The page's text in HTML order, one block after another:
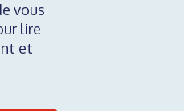
vous
lire
et